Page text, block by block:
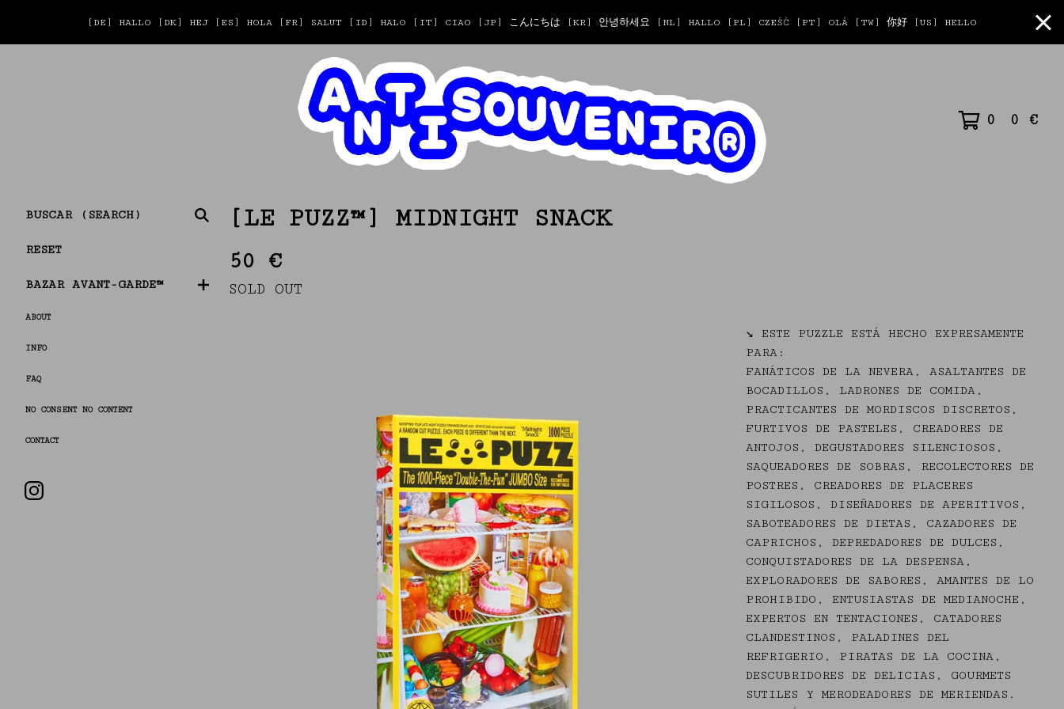
[DE] HALLO [DK] HEJ [ES] HOLA [FR] SALUT [ID] HALO [IT] CIAO [JP] こんにちは [KR] 안녕하세요 [NL] HALLO [PL] CZEŚĆ [PT] OLÁ [TW] 你好 [US] HELLO
0 0 €
BUSCAR
RESET
BAZAR AVANT-GARDE™
ABOUT
INFO
FAQ
NO CONSENT NO CONTENT
CONTACT
[LE PUZZ™] MIDNIGHT SNACK
50 €
SOLD OUT
↘ ESTE PUZZLE ESTÁ HECHO EXPRESAMENTE
PARA:
FANÁTICOS DE LA NEVERA, ASALTANTES DE
BOCADILLOS, LADRONES DE COMIDA,
PRACTICANTES DE MORDISCOS DISCRETOS,
FURTIVOS DE PASTELES, CREADORES DE
ANTOJOS, DEGUSTADORES SILENCIOSOS,
SAQUEADORES DE SOBRAS, RECOLECTORES DE
POSTRES, CREADORES DE PLACERES
SIGILOSOS, DISEÑADORES DE APERITIVOS,
SABOTEADORES DE DIETAS, CAZADORES DE
CAPRICHOS, DEPREDADORES DE DULCES,
CONQUISTADORES DE LA DESPENSA,
EXPLORADORES DE SABORES, AMANTES DE LO
PROHIBIDO, ENTUSIASTAS DE MEDIANOCHE,
EXPERTOS EN TENTACIONES, CATADORES
CLANDESTINOS, PALADINES DEL
REFRIGERIO, PIRATAS DE LA COCINA,
DESCUBRIDORES DE DELICIAS, GOURMETS
SUTILES Y MERODEADORES DE MERIENDAS.